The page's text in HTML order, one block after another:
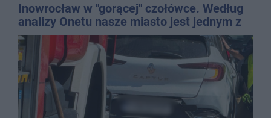
Inowrocław w "gorącej" czołówce. Według
analizy Onetu nasze miasto jest jednym z
najbardziej narażonych na upały